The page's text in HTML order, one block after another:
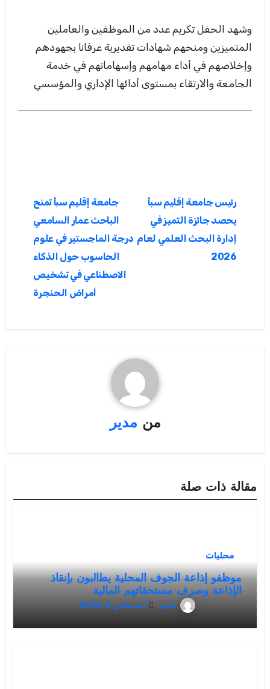
وشهد الحفل تكريم عدد من الموظفين والعاملين
المتميزين ومنحهم شهادات تقديرية عرفانا بجهودهم
وإخلاصهم في أداء مهامهم وإسهاماتهم في خدمة
الجامعة والارتقاء بمستوى أدائها الإداري والمؤسسي
المقالات
رئيس جامعة إقليم سبأ
يحصد جائزة التميز في
إدارة البحث العلمي لعام
2026
جامعة إقليم سبأ تمنح
الباحث عمار السامعي
درجة الماجستير في علوم
الحاسوب حول الذكاء
الاصطناعي في تشخيص
أمراض الحنجرة
من مدير
مقالة ذات صلة
محليات
موظفو إذاعة الجوف المحلية يطالبون بإنقاذ
الإذاعة وصرف مستحقاتهم المالية
مدير أغسطس 2, 2026